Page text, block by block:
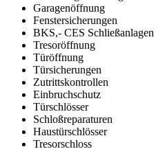
Garagenöffnung
Fenstersicherungen
BKS,- CES Schließanlagen
Tresoröffnung
Türöffnung
Türsicherungen
Zutrittskontrollen
Einbruchschutz
Türschlösser
Schloßreparaturen
Haustürschlösser
Tresorschloss